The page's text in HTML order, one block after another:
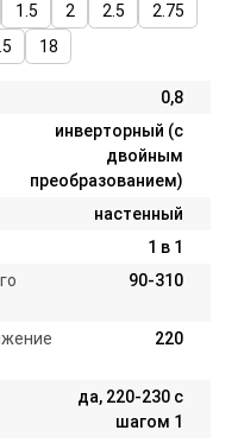
1.5 2 2.5
2.75
18
0,8
инверторный (с
двойным
преобразованием)
настенный
1 в 1
90-310
220
да, 220-230 с
шагом 1